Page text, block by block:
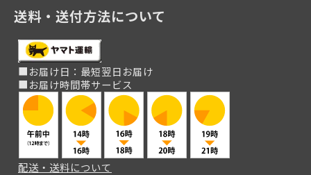
送料・送付方法について
■お届け日：最短翌日お届け
■お届け時間帯サービス
配送・送料について